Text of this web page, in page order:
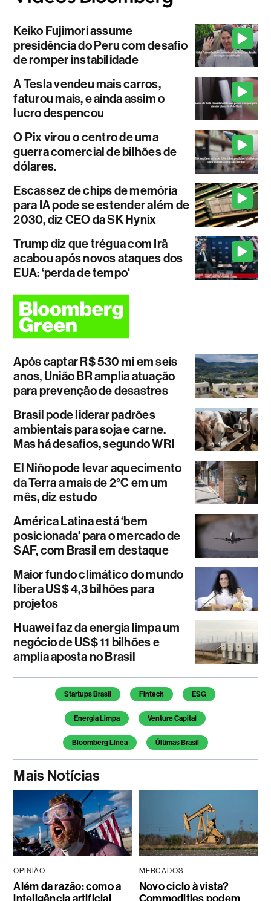
Keiko Fujimori assume
presidência do Peru com desafio
de romper instabilidade
A Tesla vendeu mais carros,
faturou mais, e ainda assim o
lucro despencou
O Pix virou o centro de uma
guerra comercial de bilhões de
dólares.
Escassez de chips de memória
para IA pode se estender além de
2030, diz CEO da SK Hynix
Trump diz que trégua com Irã
acabou após novos ataques dos
EUA: ‘perda de tempo'
Após captar R$ 530 mi em seis
anos, União BR amplia atuação
para prevenção de desastres
Brasil pode liderar padrões
ambientais para soja e carne.
Mas há desafios, segundo WRI
El Niño pode levar aquecimento
da Terra a mais de 2°C em um
mês, diz estudo
América Latina está ‘bem
posicionada' para o mercado de
SAF, com Brasil em destaque
Maior fundo climático do mundo
libera US$ 4,3 bilhões para
projetos
Huawei faz da energia limpa um
negócio de US$ 11 bilhões e
amplia aposta no Brasil
Temas deste artigo
Startups Brasil Fintech ESG
Energia Limpa Venture Capital
Bloomberg Línea Últimas Brasil
Mais Notícias
OPINIÃO
Além da razão: como a
MERCADOS
Novo ciclo à vista?